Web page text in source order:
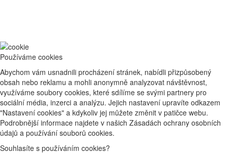
Používáme cookies
Abychom vám usnadnili procházení stránek, nabídli přizpůsobený
obsah nebo reklamu a mohli anonymně analyzovat návštěvnost,
využíváme soubory cookies, které sdílíme se svými partnery pro
sociální média, inzerci a analýzu. Jejich nastavení upravíte odkazem
"Nastavení cookies" a kdykoliv jej můžete změnit v patičce webu.
Podrobnější informace najdete v našich Zásadách ochrany osobních
údajů a používání souborů cookies.
Souhlasíte s používáním cookies?